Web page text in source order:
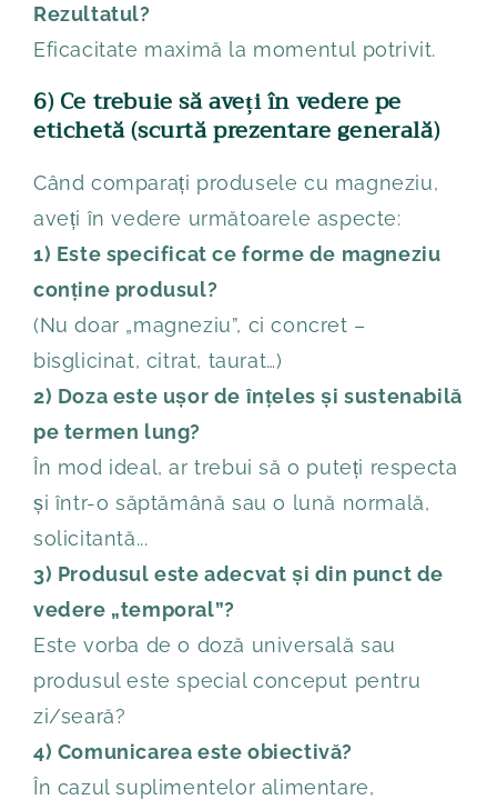
Rezultatul?
Eficacitate maximă la momentul potrivit.
6) Ce trebuie să aveți în vedere pe
etichetă (scurtă prezentare generală)
Când comparați produsele cu magneziu,
aveți în vedere următoarele aspecte:
1) Este specificat ce forme de magneziu
conține produsul?
(Nu doar „magneziu”, ci concret –
bisglicinat, citrat, taurat…)
2) Doza este ușor de înțeles și sustenabilă
pe termen lung?
În mod ideal, ar trebui să o puteți respecta
și într-o săptămână sau o lună normală,
solicitantă...
3) Produsul este adecvat și din punct de
vedere „temporal”?
Este vorba de o doză universală sau
produsul este special conceput pentru
zi/seară?
4) Comunicarea este obiectivă?
În cazul suplimentelor alimentare,